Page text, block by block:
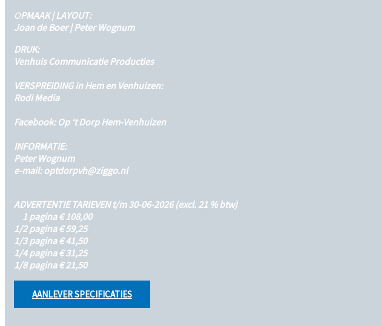
OPMAAK | LAYOUT:
Joan de Boer | Peter Wognum
DRUK:
Venhuis Communicatie Producties
VERSPREIDING in Hem en Venhuizen:
Rodi Media
Facebook: Op ‘t Dorp Hem-Venhuizen
INFORMATIE:
Peter Wognum
e-mail: optdorpvh@ziggo.nl
ADVERTENTIE TARIEVEN t/m 30-06-2026 (excl. 21 % btw)
1 pagina € 108,00
1/2 pagina € 59,25
1/3 pagina € 41,50
1/4 pagina € 31,25
1/8 pagina € 21,50
AANLEVERSPECIFICATIES